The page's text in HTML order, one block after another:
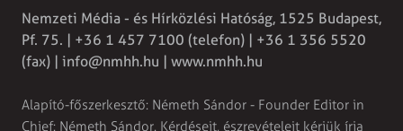
Nemzeti Média - és Hírközlési Hatóság, 1525 Budapest,
Pf. 75. | +36 1 457 7100 (telefon) | +36 1 356 5520
(fax) | info@nmhh.hu | www.nmhh.hu
Alapító-főszerkesztő: Németh Sándor - Founder Editor in
Chief: Németh Sándor. Kérdéseit, észrevételeit kérjük írja